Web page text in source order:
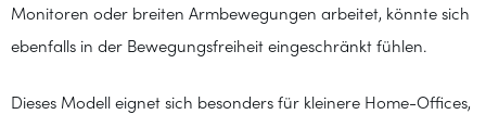
Monitoren oder breiten Armbewegungen arbeitet, könnte sich
ebenfalls in der Bewegungsfreiheit eingeschränkt fühlen.
Dieses Modell eignet sich besonders für kleinere Home-Offices,